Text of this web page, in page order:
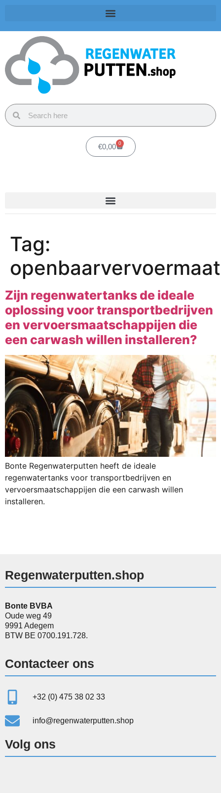
€0,00 0
Tag:
Zijn regenwatertanks de ideale
oplossing voor transportbedrijven
en vervoersmaatschappijen die
een carwash willen installeren?
Bonte Regenwaterputten heeft de ideale
regenwatertanks voor transportbedrijven en
vervoersmaatschappijen die een carwash willen
installeren.
Regenwaterputten.shop
Bonte BVBA
Oude weg 49
9991 Adegem
BTW BE 0700.191.728.
Contacteer ons
+32 (0) 475 38 02 33
info@regenwaterputten.shop
Volg ons